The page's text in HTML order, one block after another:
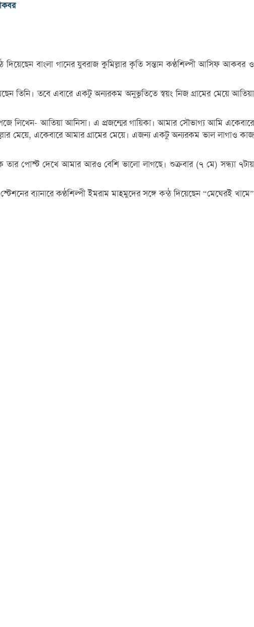
বাংলা গানের যুবরাজ কুমিল্লার কৃতি সন্তান কণ্ঠশিল্পী আসিফ আকবর ও
তিনি। তবে এবারে একটু অন্যরকম অনুভুতিতে স্বয়ং নিজ গ্রামের মেয়ে আতিয়া
লিখেন- আতিয়া আনিসা। এ প্রজন্মের গায়িকা। আমার সৌভাগ্য আমি একেবারে
মেয়ে, একেবারে আমার গ্রামের মেয়ে। এজন্য একটু অন্যরকম ভাল লাগাও কাজ
পোস্ট দেখে আমার আরও বেশি ভালো লাগছে। শুক্রবার (৭ মে) সন্ধ্যা ৭টায়
ব্যানারে কণ্ঠশিল্পী ইমরাম মাহমুদের সঙ্গে কন্ঠ দিয়েছেন “মেঘেরই খামে”